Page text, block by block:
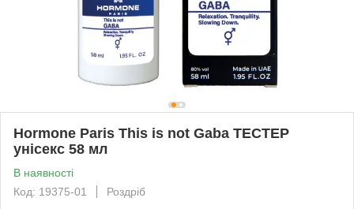
Hormone Paris This is not Gaba ТЕСТЕР
унісекс 58 мл
В наявності
Код: 19375-01
Роздріб